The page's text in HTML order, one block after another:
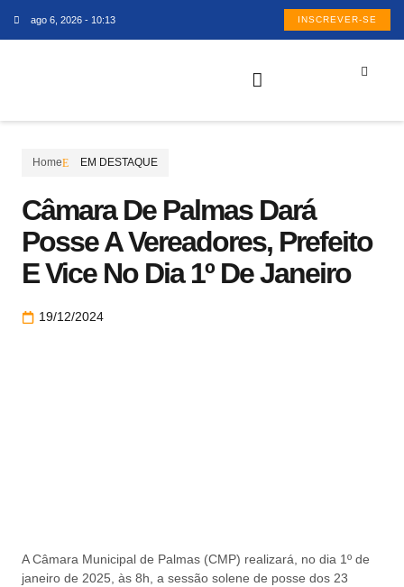
ago 6, 2026 - 10:13 INSCREVER-SE
Home EM DESTAQUE
Câmara De Palmas Dará
Posse A Vereadores, Prefeito
E Vice No Dia 1º De Janeiro
19/12/2024
A Câmara Municipal de Palmas (CMP) realizará, no dia 1º de
janeiro de 2025, às 8h, a sessão solene de posse dos 23